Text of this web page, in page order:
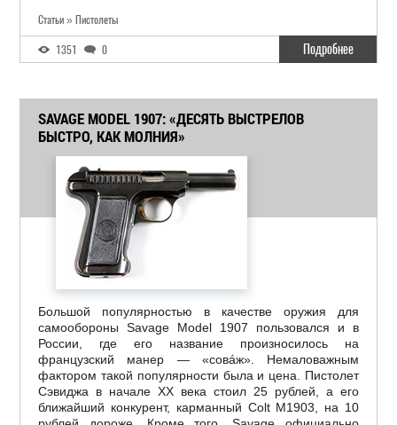
Статьи » Пистолеты
1351 0 Подробнее
SAVAGE MODEL 1907: «ДЕСЯТЬ ВЫСТРЕЛОВ
БЫСТРО, КАК МОЛНИЯ»
Большой популярностью в качестве оружия для
самообороны Savage Model 1907 пользовался и в
России, где его название произносилось на
французский манер — «совáж». Немаловажным
фактором такой популярности была и цена. Пистолет
Сэвиджа в начале ХХ века стоил 25 рублей, а его
ближайший конкурент, карманный Colt M1903, на 10